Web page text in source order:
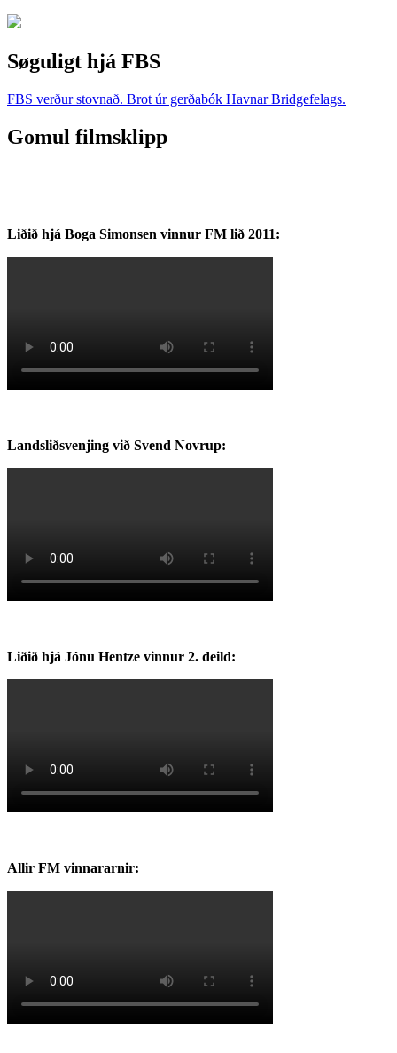
Søguligt hjá FBS
FBS verður stovnað. Brot úr gerðabók Havnar Bridgefelags.
Gomul filmsklipp
Liðið hjá Boga Simonsen vinnur FM lið 2011:
Landsliðsvenjing við Svend Novrup:
Liðið hjá Jónu Hentze vinnur 2. deild:
Allir FM vinnararnir: